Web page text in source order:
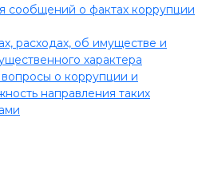
сообщений о фактах коррупции
расходах, об имуществе и
характера
о коррупции и
направления таких